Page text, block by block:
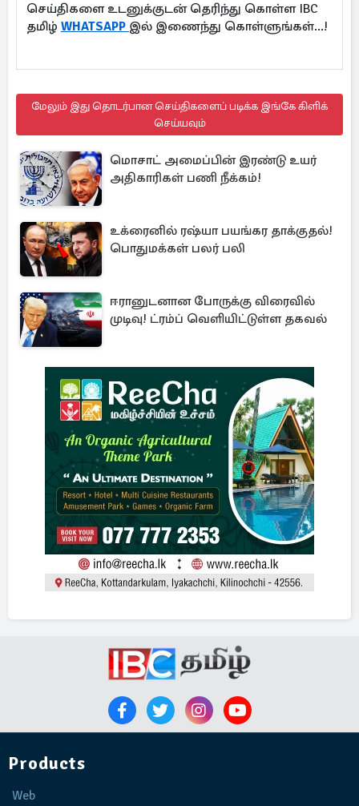
செய்திகளை உடனுக்குடன் தெரிந்து கொள்ள IBC
தமிழ் WHATSAPP இல் இணைந்து கொள்ளுங்கள்...!
மேலும் இது தொடர்பான செய்திகளைப் படிக்க இங்கே கிளிக்
செய்யவும்
மொசாட் அமைப்பின் இரண்டு உயர்
அதிகாரிகள் பணி நீக்கம்!
உக்ரைனில் ரஷ்யா பயங்கர தாக்குதல்!
பொதுமக்கள் பலர் பலி
ஈரானுடனான போருக்கு விரைவில்
முடிவு! ட்ரம்ப் வெளியிட்டுள்ள தகவல்
Products
Web